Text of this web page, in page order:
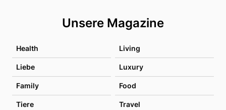
Unsere Magazine
Health Living
Liebe Luxury
Family Food
Tiere Travel